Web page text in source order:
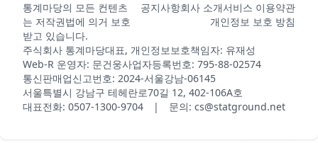
통계마당의 모든 컨텐츠
는 저작권법에 의거 보호
받고 있습니다.
공지사항회사 소개서비스 이용약관
개인정보 보호 방침
주식회사 통계마당대표, 개인정보보호책임자: 유재성
Web-R 운영자: 문건웅사업자등록번호: 795-88-02574
통신판매업신고번호: 2024-서울강남-06145
서울특별시 강남구 테헤란로70길 12, 402-106A호
대표전화: 0507-1300-9704 | 문의: cs@statground.net